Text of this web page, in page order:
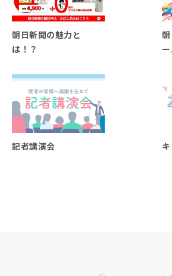
朝日新聞の魅力と
は！？
記者講演会